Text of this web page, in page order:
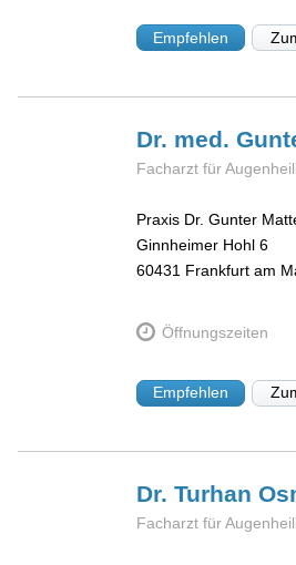
Empfehlen
Dr. med.
Facharzt für
Praxis Dr. Gunter
Ginnheimer Hohl 6
60431 Frankfurt am
Öffnungszeiten
Empfehlen
Dr. Turhan
Facharzt für